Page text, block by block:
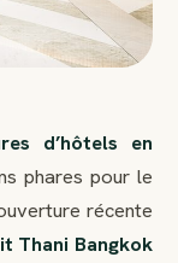
d’hôtels en
phares pour le
récente
Thani Bangkok